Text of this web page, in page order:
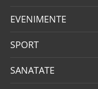
EVENIMENTE
SPORT
SANATATE